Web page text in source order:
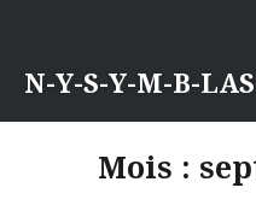
contenu
N-Y-S-Y-M-B-
Mois :